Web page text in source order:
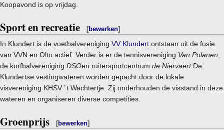
Koopavond is op vrijdag.
Sport en recreatie [bewerken]
In Klundert is de voetbalvereniging VV Klundert ontstaan uit de fusie
van VVN en Olto actief. Verder is er de tennisvereniging Van Polanen,
de korfbalvereniging DSOen ruitersportcentrum de NiervaertDe
Klundertse vestingwateren worden gepacht door de lokale
visvereniging KHSV `t Wachtertje. Zij onderhouden de visstand in deze
wateren en organiseren diverse competities.
Groenprijs [bewerken]